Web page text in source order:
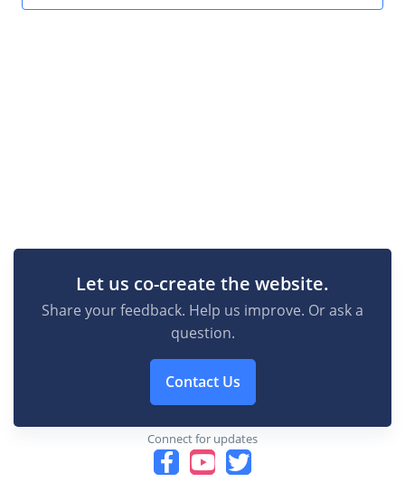
Let us co-create the website.
Share your feedback. Help us improve. Or ask a
question.
Contact Us
Connect for updates